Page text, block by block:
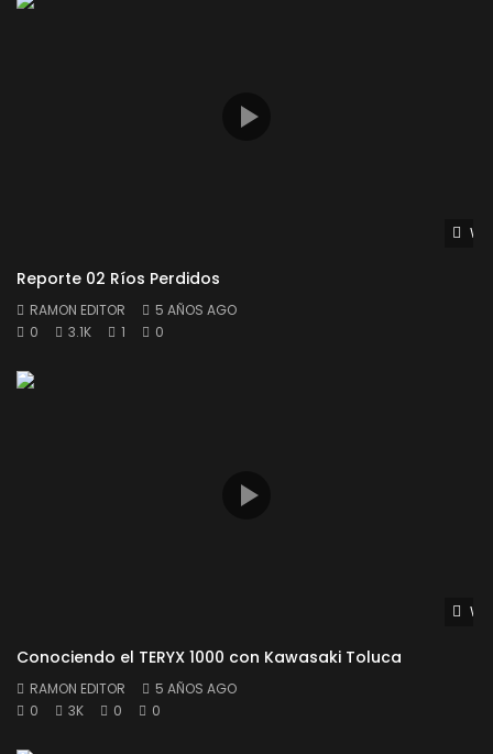
Reporte 02 Ríos Perdidos
RAMON EDITOR
5 AÑOS AGO
0
3.1K 1 0
Conociendo el TERYX 1000 con Kawasaki Toluca
RAMON EDITOR
5 AÑOS AGO
0
3K 0 0